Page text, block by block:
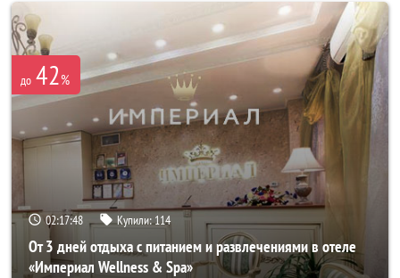
до 42%
02:17:46 Купили:114
От 3 дней отдыха с питанием и развлечениями в отеле
«Империал Wellness & Spa»